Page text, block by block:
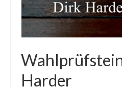
Harder